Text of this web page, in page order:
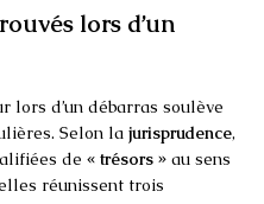
lors d’un
lors d’un débarras soulève
Selon la jurisprudence,
de « trésors » au sens
réunissent trois